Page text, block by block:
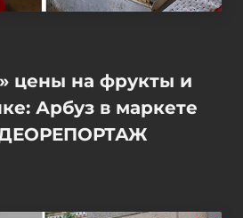
цены на фрукты и
Арбуз в маркете